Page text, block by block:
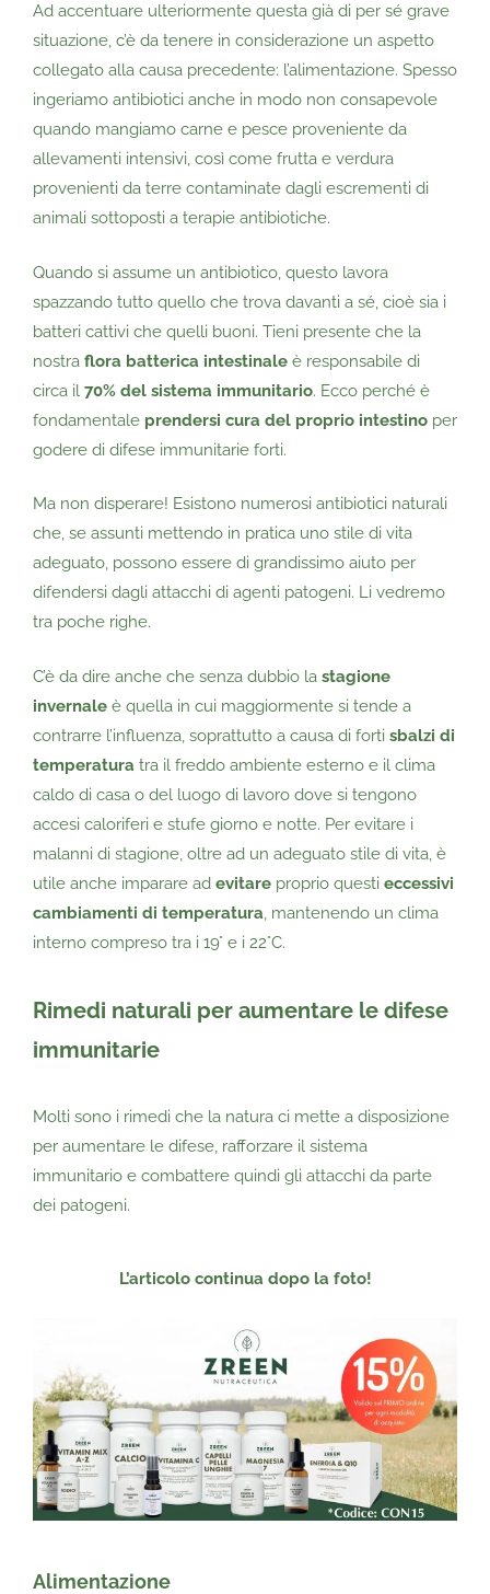
Ad accentuare ulteriormente questa già di per sé grave
situazione, c’è da tenere in considerazione un aspetto
collegato alla causa precedente: l’alimentazione. Spesso
ingeriamo antibiotici anche in modo non consapevole
quando mangiamo carne e pesce proveniente da
allevamenti intensivi, così come frutta e verdura
provenienti da terre contaminate dagli escrementi di
animali sottoposti a terapie antibiotiche.
Quando si assume un antibiotico, questo lavora
spazzando tutto quello che trova davanti a sé, cioè sia i
batteri cattivi che quelli buoni. Tieni presente che la
nostra flora batterica intestinale è responsabile di
circa il 70% del sistema immunitario. Ecco perché è
fondamentale prendersi cura del proprio intestino per
godere di difese immunitarie forti.
Ma non disperare! Esistono numerosi antibiotici naturali
che, se assunti mettendo in pratica uno stile di vita
adeguato, possono essere di grandissimo aiuto per
difendersi dagli attacchi di agenti patogeni. Li vedremo
tra poche righe.
C’è da dire anche che senza dubbio la stagione
invernale è quella in cui maggiormente si tende a
contrarre l’influenza, soprattutto a causa di forti sbalzi di
temperatura tra il freddo ambiente esterno e il clima
caldo di casa o del luogo di lavoro dove si tengono
accesi caloriferi e stufe giorno e notte. Per evitare i
malanni di stagione, oltre ad un adeguato stile di vita, è
utile anche imparare ad evitare proprio questi eccessivi
cambiamenti di temperatura, mantenendo un clima
interno compreso tra i 19° e i 22°C.
Rimedi naturali per aumentare le difese
immunitarie
Molti sono i rimedi che la natura ci mette a disposizione
per aumentare le difese, rafforzare il sistema
immunitario e combattere quindi gli attacchi da parte
dei patogeni.
L’articolo continua dopo la foto!
Alimentazione